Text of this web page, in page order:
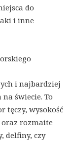
do
i inne
i najbardziej
świecie. To
tęczy, wysokość
rozmaite
delfiny, czy